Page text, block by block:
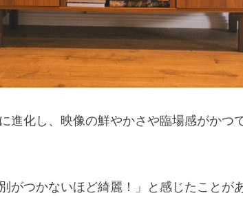
進化し、映像の鮮やかさや臨場感がかつ
がつかないほど綺麗！」と感じたことが